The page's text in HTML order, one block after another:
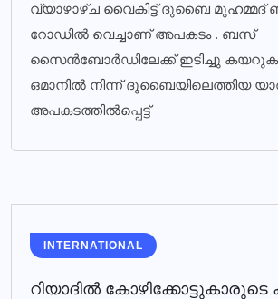
വ്യാഴാഴ്ച വൈകിട്ട് ദുബൈ മുഹമ്മദ്
റോഡിൽ വെച്ചാണ് അപകടം . ബസ്
സൈൻബോർഡിലേക്ക് ഇടിച്ചു
ഒമാനിൽ നിന്ന് ദുബൈയിലെത്തിയ
അപകടത്തിൽപ്പെട്ട്
INTERNATIONAL
റിയാദില്‍ കോഴിക്കോട്ടുകാരുടെ